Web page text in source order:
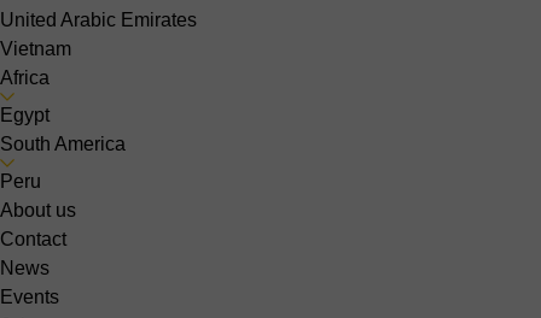
United Arabic Emirates
Vietnam
Africa
Egypt
South America
Peru
About us
Contact
News
Events